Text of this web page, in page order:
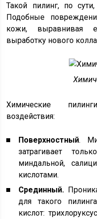
Такой пилинг, по
Подобные
кожи, выравнивая
выработку нового
Химические
воздействия:
Поверхностный.
затрагивает
миндальной,
кислотами.
Срединный.
для такого
кислот: